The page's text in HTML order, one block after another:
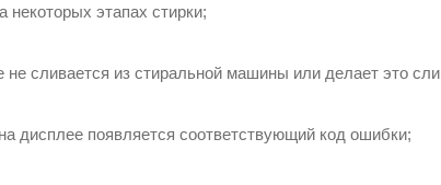
некоторых этапах стирки;
не сливается из стиральной машины или делает это
дисплее появляется соответствующий код ошибки;